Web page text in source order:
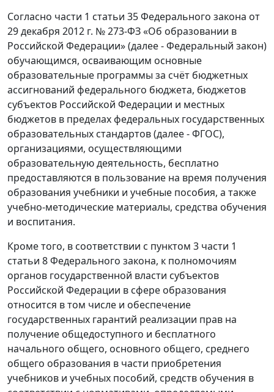
Согласно части 1 статьи 35 Федерального закона от
29 декабря 2012 г. № 273-ФЗ «Об образовании в
Российской Федерации» (далее - Федеральный закон)
обучающимся, осваивающим основные
образовательные программы за счёт бюджетных
ассигнований федерального бюджета, бюджетов
субъектов Российской Федерации и местных
бюджетов в пределах федеральных государственных
образовательных стандартов (далее - ФГОС),
организациями, осуществляющими
образовательную деятельность, бесплатно
предоставляются в пользование на время получения
образования учебники и учебные пособия, а также
учебно-методические материалы, средства обучения
и воспитания.
Кроме того, в соответствии с пунктом 3 части 1
статьи 8 Федерального закона, к полномочиям
органов государственной власти субъектов
Российской Федерации в сфере образования
относится в том числе и обеспечение
государственных гарантий реализации прав на
получение общедоступного и бесплатного
начального общего, основного общего, среднего
общего образования в части приобретения
учебников и учебных пособий, средств обучения в